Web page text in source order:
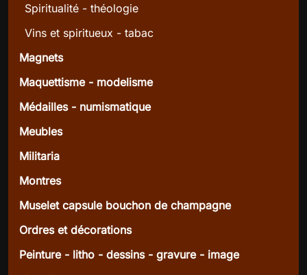
Spiritualité - théologie
Vins et spiritueux - tabac
Magnets
Maquettisme - modelisme
Médailles - numismatique
Meubles
Militaria
Montres
Muselet capsule bouchon de champagne
Ordres et décorations
Peinture - litho - dessins - gravure - image